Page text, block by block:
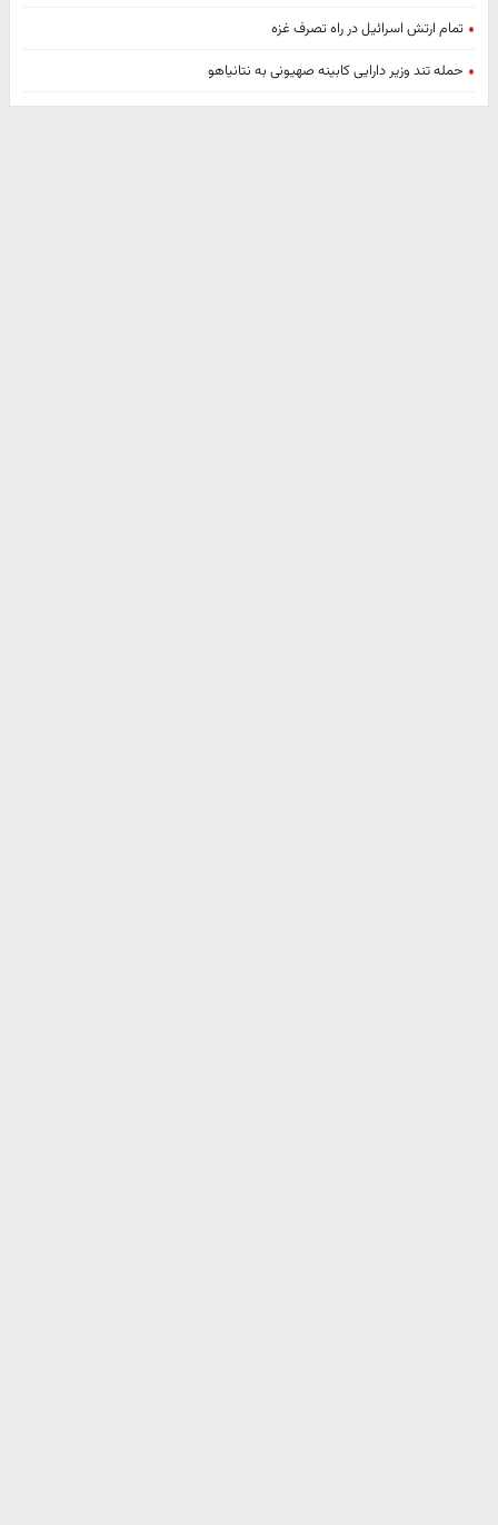
تمام ارتش اسرائیل در راه تصرف غزه
حمله تند وزیر دارایی کابینه صهیونی به نتانیاهو